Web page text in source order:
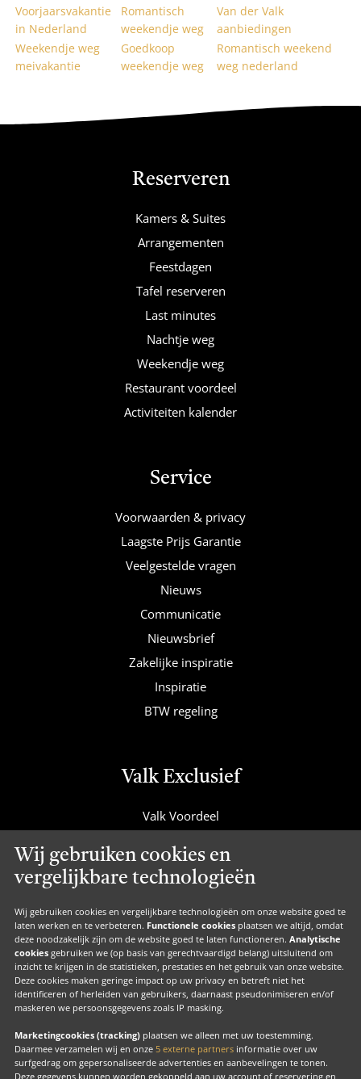
Wij gebruiken cookies en
vergelijkbare technologieën
Wij gebruiken cookies en vergelijkbare technologieën om onze website goed te
laten werken en te verbeteren. Functionele cookies plaatsen we altijd, omdat
deze noodzakelijk zijn om de website goed te laten functioneren. Analytische
cookies gebruiken we (op basis van gerechtvaardigd belang) uitsluitend om
inzicht te krijgen in de statistieken, prestaties en het gebruik van onze website.
Deze cookies maken geringe impact op uw privacy en betreft niet het
identificeren of herleiden van gebruikers, daarnaast pseudonimiseren en/of
maskeren we persoonsgegevens zoals IP masking.
Marketingcookies (tracking) plaatsen we alleen met uw toestemming.
Daarmee verzamelen wij en onze 5 externe partners informatie over uw
surfgedrag om gepersonaliseerde advertenties en aanbevelingen te tonen.
Deze gegevens kunnen worden gekoppeld aan uw account of reservering en
Voorjaarsvakantie
in Nederland
Romantisch
weekendje weg
Van der Valk
aanbiedingen
Weekendje weg
meivakantie
Goedkoop
weekendje weg
Romantisch weekend
weg nederland
Reserveren
Kamers & Suites
Arrangementen
Feestdagen
Tafel reserveren
Last minutes
Nachtje weg
Weekendje weg
Restaurant voordeel
Activiteiten kalender
Service
Voorwaarden & privacy
Laagste Prijs Garantie
Veelgestelde vragen
Nieuws
Communicatie
Nieuwsbrief
Zakelijke inspiratie
Inspiratie
BTW regeling
Valk Exclusief
Valk Voordeel
Valk Suites
Valk Jobs
Valk Exclusief Membership
Valk Voor Thuis
Valk Exclusief Zakelijk
MVO
Contact